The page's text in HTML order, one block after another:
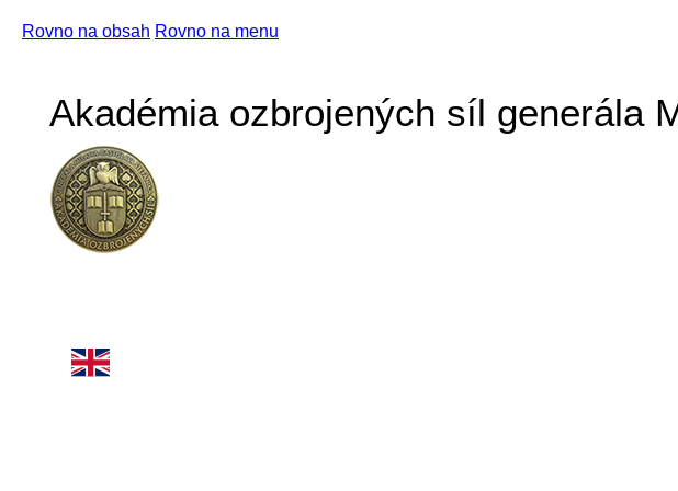
Rovno na obsah Rovno na menu
Akadémia ozbrojených síl generála